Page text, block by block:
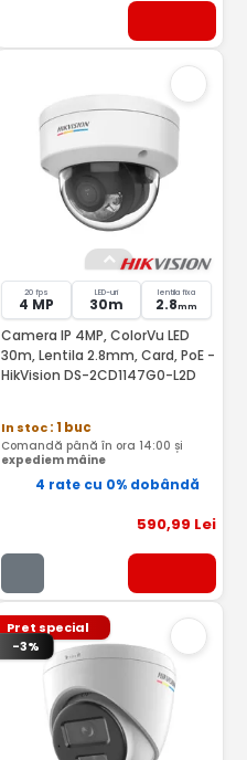
20 fps
4 MP
LED-uri
30m
lentila fixa
2.8mm
Camera IP 4MP, ColorVu LED
30m, Lentila 2.8mm, Card, PoE -
HikVision DS-2CD1147G0-L2D
In stoc: 1 buc
Comandă până în ora 14:00 și
expediem mâine
4 rate cu 0% dobândă
590,99 Lei
Pret special
-3%